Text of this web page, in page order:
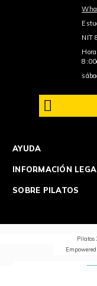
NIT
AYUDA
INFORMACIÓN
SOBRE PILATOS
Pilatos
Empowered